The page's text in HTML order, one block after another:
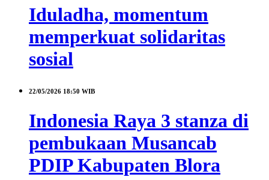
Iduladha, momentum
memperkuat solidaritas
sosial
22/05/2026 18:50 WIB
Indonesia Raya 3 stanza di
pembukaan Musancab
PDIP Kabupaten Blora